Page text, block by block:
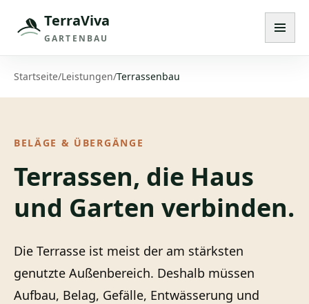
TerraViva
GARTENBAU
Startseite/Leistungen/Terrassenbau
BELÄGE & ÜBERGÄNGE
Terrassen, die Haus
und Garten verbinden.
Die Terrasse ist meist der am stärksten
genutzte Außenbereich. Deshalb müssen
Aufbau, Belag, Gefälle, Entwässerung und